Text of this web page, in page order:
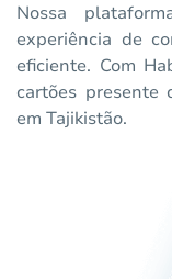
Nossa
experiência de
eficiente. Com
cartões presente
em Tajikistão.